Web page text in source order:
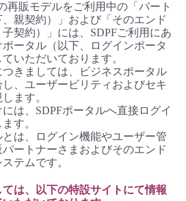
を見る
を見る
チャー
再販モデルをご利用中の「パート
親契約）」および「そのエンド
契約）」には、SDPFご利用にあ
ータル（以下、ログインポータ
いただいております。
きましては、ビジネスポータル
、ユーザービリティおよびセキ
ます。
は、SDPFポータルへ直接ログイ
す。
は、ログイン機能やユーザー管
ートナーさまおよびそのエンド
テムです。
は、以下の特設サイトにて情報